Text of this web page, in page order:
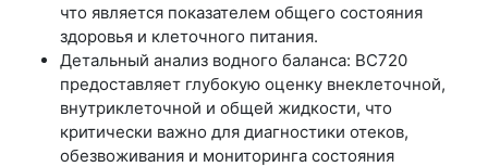
что является показателем общего состояния
здоровья и клеточного питания.
Детальный анализ водного баланса: BC720
предоставляет глубокую оценку внеклеточной,
внутриклеточной и общей жидкости, что
критически важно для диагностики отеков,
обезвоживания и мониторинга состояния